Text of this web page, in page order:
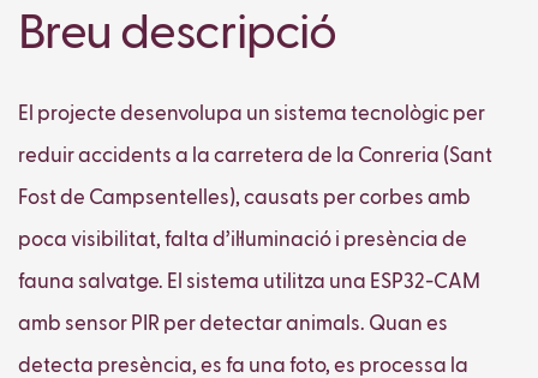
Breu descripció
El projecte desenvolupa un sistema tecnològic per
reduir accidents a la carretera de la Conreria (Sant
Fost de Campsentelles), causats per corbes amb
poca visibilitat, falta d’il·luminació i presència de
fauna salvatge. El sistema utilitza una ESP32-CAM
amb sensor PIR per detectar animals. Quan es
detecta presència, es fa una foto, es processa la